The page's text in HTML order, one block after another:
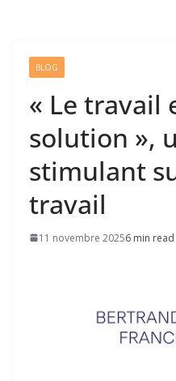
BLOG
« Le travail
solution »,
stimulant
travail
11 novembre 20256 min read